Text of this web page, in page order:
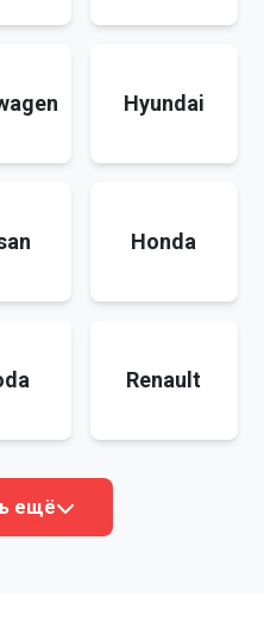
Hyundai
Honda
Renault
ещё